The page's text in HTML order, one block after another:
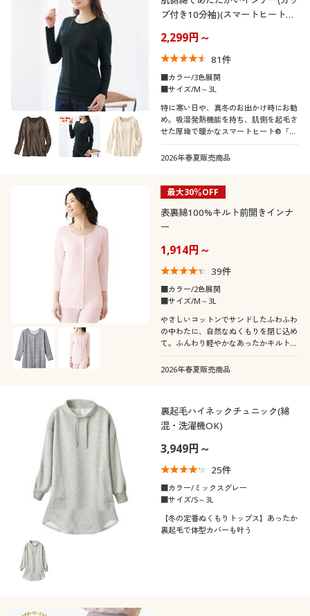
プ付き10分袖)(スマートヒート®
2,299円～
81件
■カラー/3色展開
■サイズ/M～3L
特に寒い日や、真冬のお出かけ時にお勧
め。吸湿発熱機能を持ち、肌側を起毛さ
せた厚地で暖かなスマートヒート®「厚
暖®」インナー。ブラカップが付いてT
シャツ感覚で着れる10分袖。1枚で暖か
2026年春夏販売商品
最大30％OFF
表裏綿100%キルト前開きインナ
ー
1,914円～
39件
■カラー/2色展開
■サイズ/M～3L
やさしいコットンでサンドしたふわふわ
の中わたに、自然なぬくもりを閉じ込め
て。ふんわり軽やかなあったかキルトの
2026年春夏販売商品
裏起毛ハイネックチュニック(綿
混・洗濯機OK)
3,949円～
25件
■カラー/ミックスグレー
■サイズ/S～3L
【冬の定番ぬくもりトップス】あったか
裏起毛で体型カバーも叶う